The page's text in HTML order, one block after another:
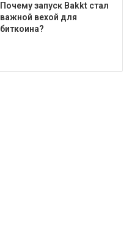
Почему запуск Bakkt стал
важной вехой для
биткоина?